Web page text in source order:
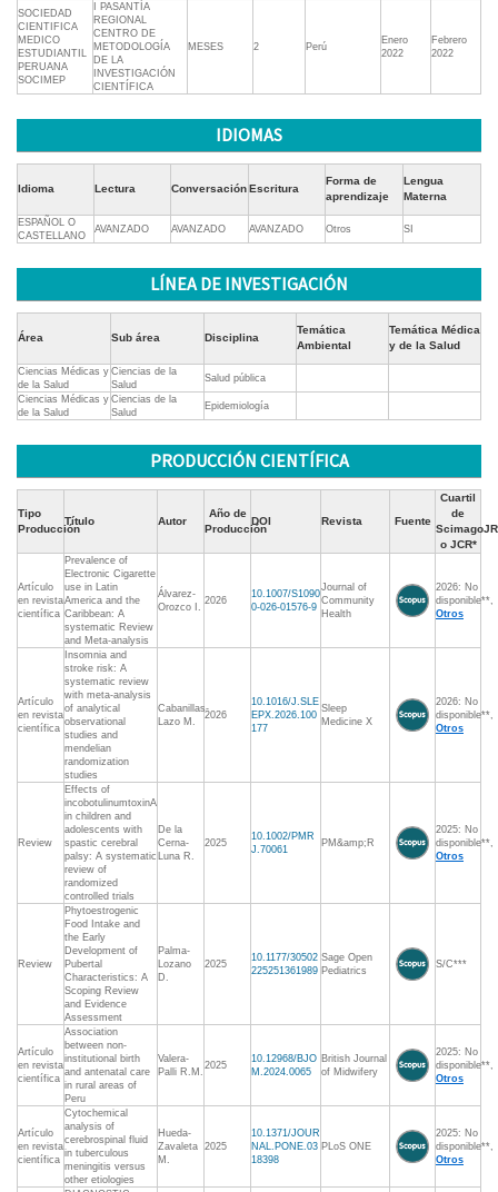
SOCIEDAD
CIENTIFICA
MEDICO
ESTUDIANTIL
PERUANA
SOCIMEP
I PASANTÍA
REGIONAL
CENTRO DE
METODOLOGÍA
DE LA
INVESTIGACIÓN
CIENTÍFICA
MESES 2 Perú
Enero
2022
Febrero
2022
IDIOMAS
Idioma Lectura ConversaciónEscritura
Forma de
aprendizaje
Lengua
Materna
ESPAÑOL O
CASTELLANO
AVANZADO AVANZADO AVANZADO Otros SI
LÍNEA DE INVESTIGACIÓN
Área Sub área Disciplina
Temática
Ambiental
Temática Médica
y de la Salud
Ciencias Médicas y
de la Salud
Ciencias de la
Salud
Salud pública
Ciencias Médicas y
de la Salud
Ciencias de la
Salud
Epidemiología
PRODUCCIÓN CIENTÍFICA
Tipo
Producción
Título Autor
Año de
Producción
DOI Revista Fuente
Cuartil
de
ScimagoJR
o JCR*
Artículo
en revista
científica
Prevalence of
Electronic Cigarette
use in Latin
America and the
Caribbean: A
systematic Review
and Meta-analysis
Álvarez-
Orozco I.
2026
10.1007/S1090
0-026-01576-9
Journal of
Community
Health
2026: No
disponible**,
Otros
Artículo
en revista
científica
Insomnia and
stroke risk: A
systematic review
with meta-analysis
of analytical
observational
studies and
mendelian
randomization
studies
Cabanillas-
Lazo M.
2026
10.1016/J.SLE
EPX.2026.100
177
Sleep
Medicine X
2026: No
disponible**,
Otros
Review
Effects of
incobotulinumtoxinA
in children and
adolescents with
spastic cerebral
palsy: A systematic
review of
randomized
controlled trials
De la
Cerna-
Luna R.
2025
10.1002/PMR
J.70061
PM&amp;R
2025: No
disponible**,
Otros
Review
Phytoestrogenic
Food Intake and
the Early
Development of
Pubertal
Characteristics: A
Scoping Review
and Evidence
Assessment
Palma-
Lozano
D.
2025
10.1177/30502
225251361989
Sage Open
Pediatrics
S/C***
Artículo
en revista
científica
Association
between non-
institutional birth
and antenatal care
in rural areas of
Peru
Valera-
Palli R.M.
2025
10.12968/BJO
M.2024.0065
British Journal
of Midwifery
2025: No
disponible**,
Otros
Artículo
en revista
científica
Cytochemical
analysis of
cerebrospinal fluid
in tuberculous
meningitis versus
other etiologies
Hueda-
Zavaleta
M.
2025
10.1371/JOUR
NAL.PONE.03
18398
PLoS ONE
2025: No
disponible**,
Otros